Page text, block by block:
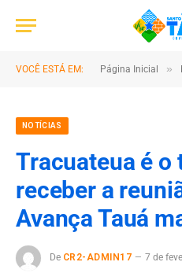
VOCÊ ESTÁ EM: Página Inicial »
NOTÍCIAS
Tracuateua é o
receber a
Avança Tauá
De CR2-ADMIN17 7 de